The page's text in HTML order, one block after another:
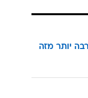
יותר מזה